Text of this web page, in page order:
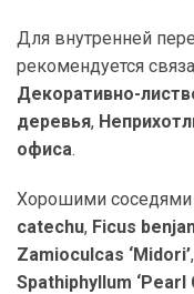
Для внутренней
рекомендуется
Декоративно-
деревья,
офиса.
Хорошими соседями
catechu, Ficus
Zamioculcas ‘Midori’,
Spathiphyllum ‘Pearl